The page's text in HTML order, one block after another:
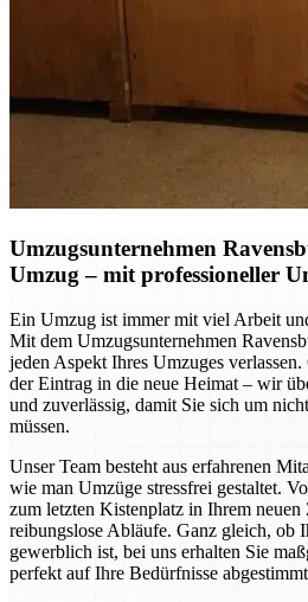
Umzugsunternehmen
Umzug – mit professioneller
Ein Umzug ist immer mit viel Arbeit
Mit dem Umzugsunternehmen
jeden Aspekt Ihres Umzuges
der Eintrag in die neue Heimat – wir
und zuverlässig, damit Sie sich um
müssen.
Unser Team besteht aus erfahrenen
wie man Umzüge stressfrei gestaltet.
zum letzten Kistenplatz in Ihrem
reibungslose Abläufe. Ganz gleich, ob
gewerblich ist, bei uns erhalten Sie
perfekt auf Ihre Bedürfnisse